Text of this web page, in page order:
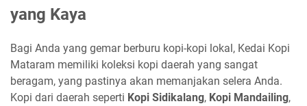
yang Kaya
Bagi Anda yang gemar berburu kopi-kopi lokal, Kedai Kopi
Mataram memiliki koleksi kopi daerah yang sangat
beragam, yang pastinya akan memanjakan selera Anda.
Kopi dari daerah seperti Kopi Sidikalang, Kopi Mandailing,